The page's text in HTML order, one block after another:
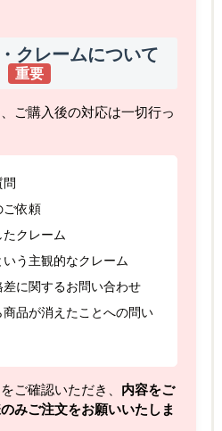
クレームについて
重要
ご購入後の対応は一切行っ
ご依頼
クレーム
いう主観的なクレーム
に関するお問い合わせ
品が消えたことへの問い
ご確認いただき、 内容をご
みご注文をお願いいたしま